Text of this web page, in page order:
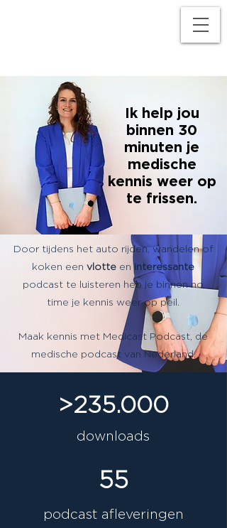
Ik help jou
binnen 30
minuten je
medische
kennis weer op
te frissen.
Door tijdens het auto rijden, wandelen of
koken een vlotte eninteressante
podcast te luisteren heb je binnen no
time je kennis weer op peil.
Maak kennis met Medicast Podcast, de
medische podcast van Nederland.
>235.000
downloads
55
podcast afleveringen